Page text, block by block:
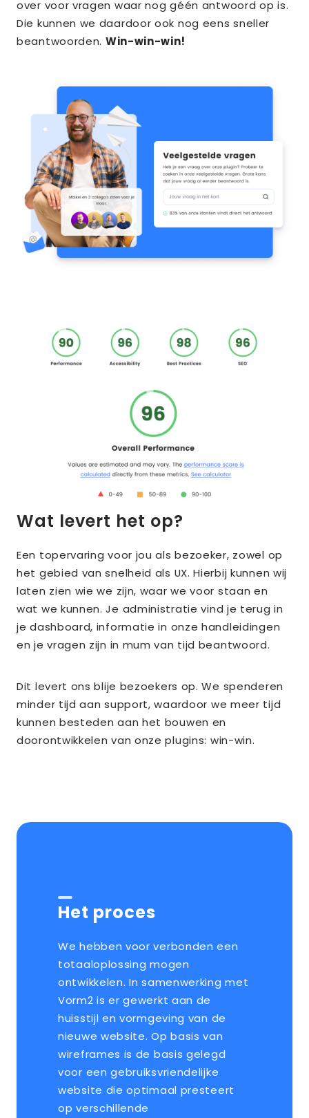
over voor vragen waar nog géén antwoord op is.
Die kunnen we daardoor ook nog eens sneller
beantwoorden. Win-win-win!
Wat levert het op?
Een topervaring voor jou als bezoeker, zowel op
het gebied van snelheid als UX. Hierbij kunnen wij
laten zien wie we zijn, waar we voor staan en
wat we kunnen. Je administratie vind je terug in
je dashboard, informatie in onze handleidingen
en je vragen zijn in mum van tijd beantwoord.
Dit levert ons blije bezoekers op. We spenderen
minder tijd aan support, waardoor we meer tijd
kunnen besteden aan het bouwen en
doorontwikkelen van onze plugins: win-win.
Het proces
We hebben voor verbonden een
totaaloplossing mogen
ontwikkelen. In samenwerking met
Vorm2 is er gewerkt aan de
huisstijl en vormgeving van de
nieuwe website. Op basis van
wireframes is de basis gelegd
voor een gebruiksvriendelijke
website die optimaal presteert
op verschillende